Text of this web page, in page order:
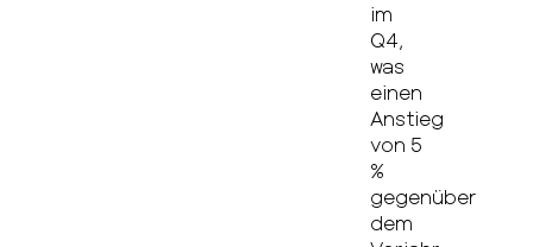
im
Q4,
was
einen
Anstieg
von 5
%
gegenüber
dem